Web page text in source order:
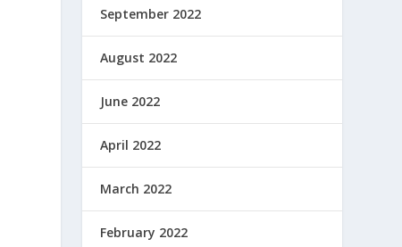
September 2022
August 2022
June 2022
April 2022
March 2022
February 2022